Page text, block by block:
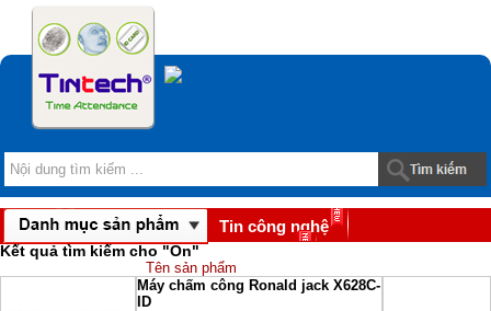
Tin công nghệ
Kết quả tìm kiếm cho "On"
Tên sản phẩm
Máy chấm công Ronald jack X628C-
ID